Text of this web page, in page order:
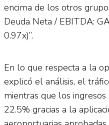
encima de los otros
Deuda Neta / EBITDA:
0.97x)”.
En lo que respecta a la
explicó el análisis, el
mientras que los
22.5% gracias a la